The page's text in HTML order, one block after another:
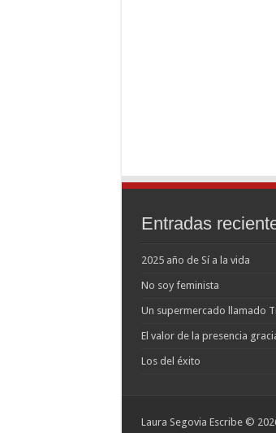
Entradas
2025 año de Sí a la vida
No soy feminista
Un supermercado llamado
El valor de la presencia
Los del éxito
Laura Segovia Escribe ©